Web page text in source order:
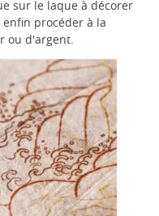
sur le laque à décorer
procéder à la
ou d'argent.